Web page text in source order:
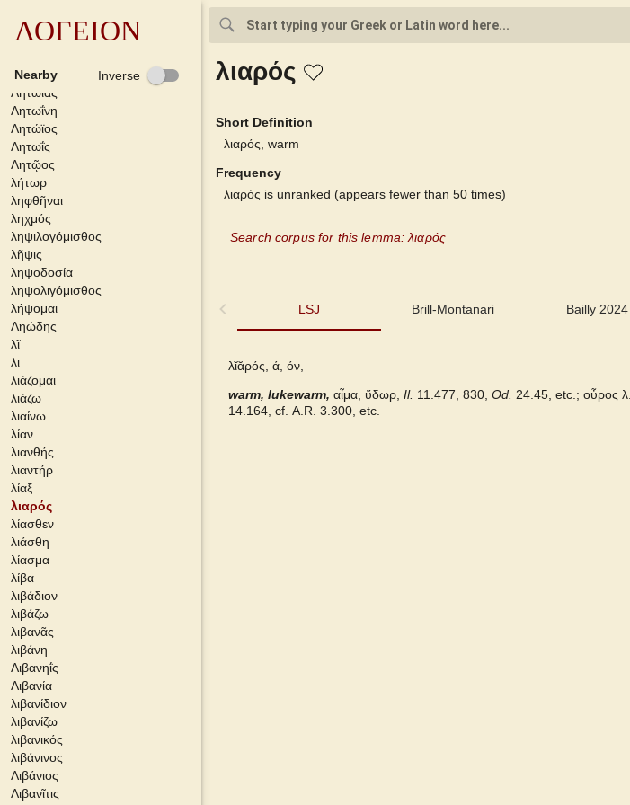
ΛΟΓΕΙΟΝ
Nearby Inverse
λῃτουργ-
λῃτουργέω
Λητώ
Λητωϊάς
Λητωΐνη
Λητώϊος
Λητωΐς
Λητῷος
λήτωρ
ληφθῆναι
ληχμός
ληψιλογόμισθος
λῆψις
ληψοδοσία
ληψολιγόμισθος
λήψομαι
Ληώδης
λῖ
λι
λιάζομαι
λιάζω
λιαίνω
λίαν
λιανθής
λιαντήρ
λίαξ
λιαρός
λίασθεν
λιάσθη
λίασμα
λίβα
λιβάδιον
λιβάζω
λιβανᾶς
λιβάνη
Λιβανηΐς
Λιβανία
λιβανίδιον
λιβανίζω
λιβανικός
λιβάνινος
Λιβάνιος
Λιβανῖτις
λιαρός
Short Definition
λιαρός, warm
Frequency
λιαρός is unranked (appears fewer than 50 times)
Search corpus for this lemma: λιαρός
LSJ Brill-Montanari Bailly 2024
Bailly 2024
λῐᾰρός, ά, όν,
warm, lukewarm, αἷμα, ὕδωρ, Il. 11.477, 830, Od. 24.45, etc.; οὖρος λ.
14.164, cf. A.R. 3.300, etc.